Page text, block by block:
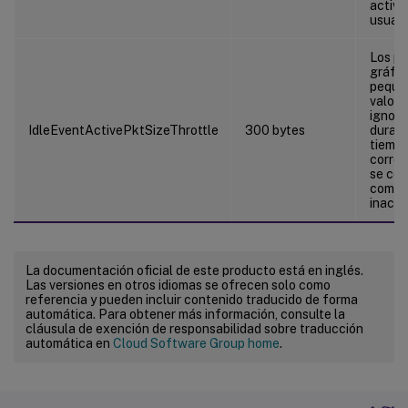
IdleEventActivePktSizeThrottle 300 bytes
Los
valor
se
como
La documentación oficial de este producto está en inglés.
Las versiones en otros idiomas se ofrecen solo como
referencia y pueden incluir contenido traducido de forma
automática. Para obtener más información, consulte la
cláusula de exención de responsabilidad sobre traducción
automática en Cloud Software Group home.